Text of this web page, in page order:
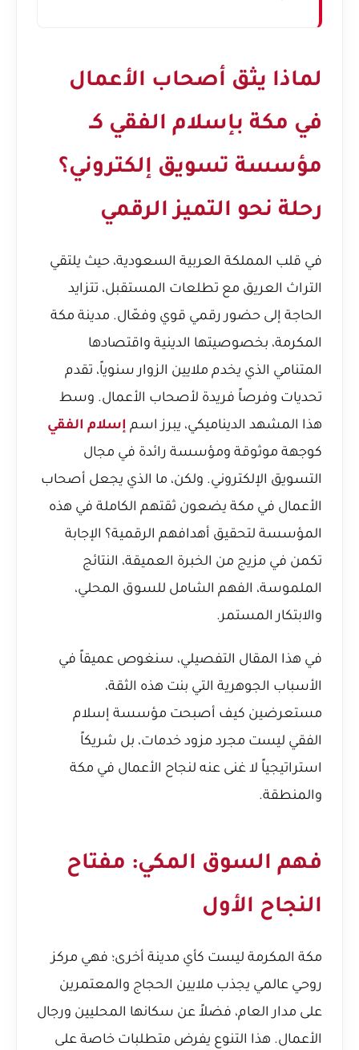
لماذا يثق أصحاب الأعمال
في مكة بإسلام الفقي كـ
مؤسسة تسويق إلكتروني؟
رحلة نحو التميز الرقمي
في قلب المملكة العربية السعودية، حيث يلتقي
التراث العريق مع تطلعات المستقبل، تتزايد
الحاجة إلى حضور رقمي قوي وفعّال. مدينة مكة
المكرمة، بخصوصيتها الدينية واقتصادها
المتنامي الذي يخدم ملايين الزوار سنوياً، تقدم
تحديات وفرصاً فريدة لأصحاب الأعمال. وسط
هذا المشهد الديناميكي، يبرز اسم إسلام الفقي
كوجهة موثوقة ومؤسسة رائدة في مجال
التسويق الإلكتروني. ولكن، ما الذي يجعل أصحاب
الأعمال في مكة يضعون ثقتهم الكاملة في هذه
المؤسسة لتحقيق أهدافهم الرقمية؟ الإجابة
تكمن في مزيج من الخبرة العميقة، النتائج
الملموسة، الفهم الشامل للسوق المحلي،
والابتكار المستمر.
في هذا المقال التفصيلي، سنغوص عميقاً في
الأسباب الجوهرية التي بنت هذه الثقة،
مستعرضين كيف أصبحت مؤسسة إسلام
الفقي ليست مجرد مزود خدمات، بل شريكاً
استراتيجياً لا غنى عنه لنجاح الأعمال في مكة
والمنطقة.
فهم السوق المكي: مفتاح
النجاح الأول
مكة المكرمة ليست كأي مدينة أخرى؛ فهي مركز
روحي عالمي يجذب ملايين الحجاج والمعتمرين
على مدار العام، فضلاً عن سكانها المحليين ورجال
الأعمال. هذا التنوع يفرض متطلبات خاصة على